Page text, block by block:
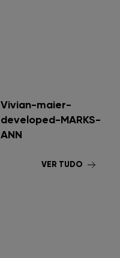
Vivian-maier-
developed-MARKS-
ANN
VER TUDO